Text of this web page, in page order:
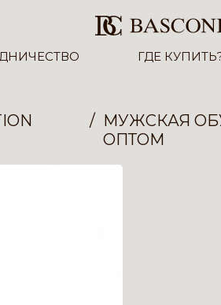
ГДЕ
МУЖСКАЯ
ОПТОМ